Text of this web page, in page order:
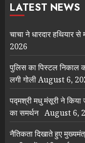
LATEST NEWS
चाचा ने धारदार हथियार
2026
पुलिस का पिस्टल निकाल
लगी गोलीAugust 6,
पद्मश्री मधु मंसूरी ने
का समर्थन August 6,
नैतिकता दिखाते हुए